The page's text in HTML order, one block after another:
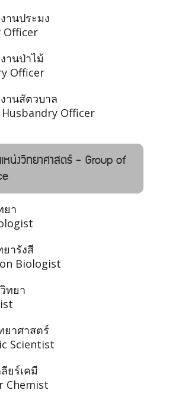
านประมง
Officer
านป่าไม้
Officer
านสัตวบาล
Officer
หน่งวิทยาศาสตร์ - Group of
ยา
ารังสี
Biologist
ทยา
ยาศาสตร์
Scientist
ยร์เคมี
Chemist